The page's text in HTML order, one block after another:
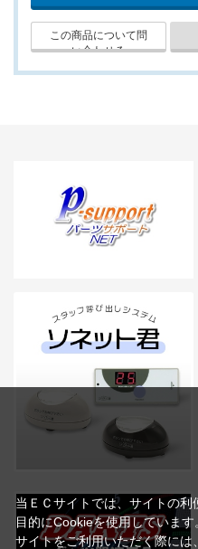
当ＥＣサイトでは、サイトの利
目的にCookieを使用しています
サイトをご利用いただく際には